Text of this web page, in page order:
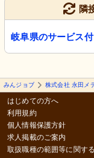
隣
岐阜県のサービス
みんジョブ 株式会社 永田メ
はじめての方へ
利用規約
個人情報保護方針
求人掲載のご案内
取扱職種の範囲等に関す